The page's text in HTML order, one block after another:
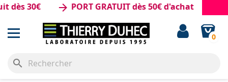
30€ arrow_forward PORT GRATUIT dès 50€ d'achat
0
search